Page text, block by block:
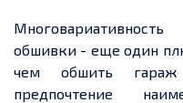
обшивки - еще один
чем обшить гараж
предпочтение